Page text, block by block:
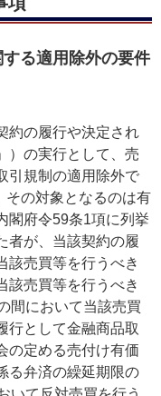
する適用除外の要件
約の履行や決定され
）の実行として、売
引規制の適用除外で
その対象となるのは有
閣府令59条1項に列挙
者が、当該契約の履
該売買等を行うべき
該売買等を行うべき
間において当該売買
行として金融商品取
の定める売付け有価
る弁済の繰延期限の